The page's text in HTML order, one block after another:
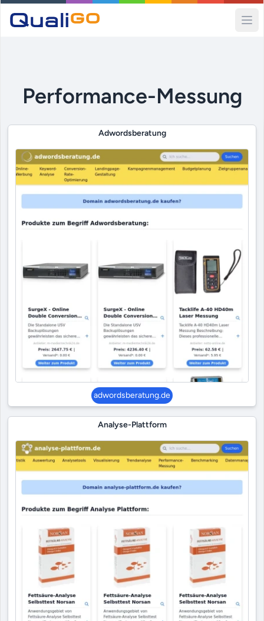
Performance-Messung
Adwordsberatung
adwordsberatung.de
Analyse-Plattform